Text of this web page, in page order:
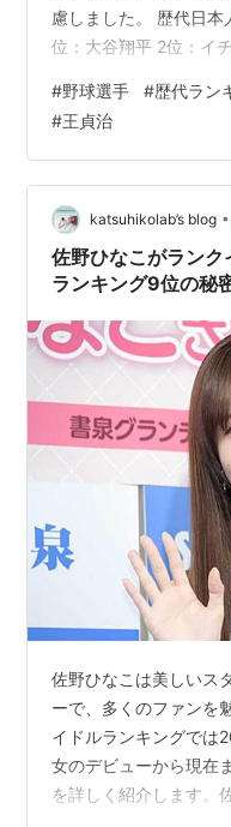
慮しました。 歴代日本
位：大谷翔平 2位：イ
位：佐々木主浩 9位：
代日本人野球選手ラン
NPB・MLB通算：投打
2021年・2023年 AL
年 WBC MVP（日本を
#野球選手 #歴代ラン
#王貞治
katsuhikolab’s blog •
佐野ひなこがラン
ランキング9位の秘
佐野ひなこは美しいス
ーで、多くのファンを
イドルランキングでは
女のデビューから現在
を詳しく紹介します。